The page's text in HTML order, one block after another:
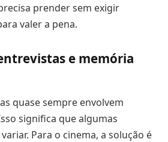
prender sem exigir
valer a pena.
e memória
quase sempre envolvem
significa que algumas
Para o cinema, a solução é